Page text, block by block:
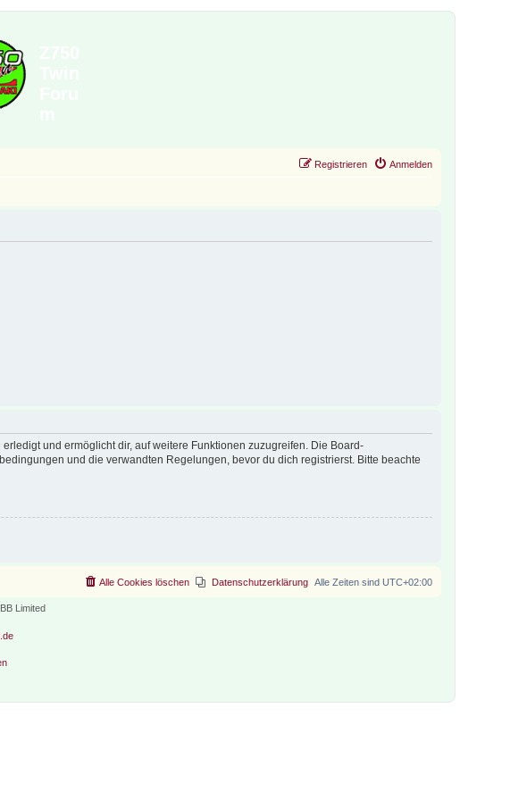
Anmelden
Registrieren
und ermöglicht dir, auf weitere Funktionen zuzugreifen. Die Board-
und die verwandten Regelungen, bevor du dich registrierst. Bitte beachte
Alle Zeiten sind UTC+02:00
Datenschutzerklärung
Alle Cookies löschen
Limited